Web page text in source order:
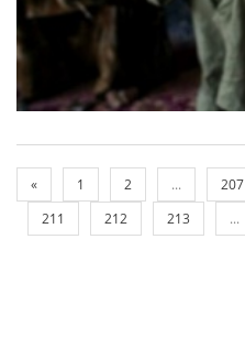
« 1 2 ... 207
211
212 213 ...